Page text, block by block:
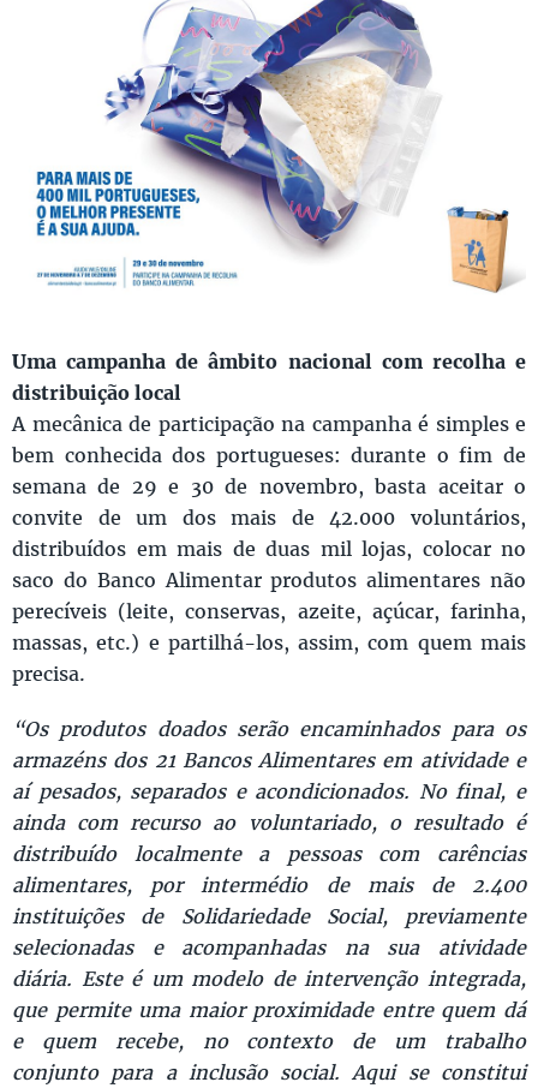
Uma campanha de âmbito nacional com recolha e
distribuição local
A mecânica de participação na campanha é simples e
bem conhecida dos portugueses: durante o fim de
semana de 29 e 30 de novembro, basta aceitar o
convite de um dos mais de 42.000 voluntários,
distribuídos em mais de duas mil lojas, colocar no
saco do Banco Alimentar produtos alimentares não
perecíveis (leite, conservas, azeite, açúcar, farinha,
massas, etc.) e partilhá-los, assim, com quem mais
precisa.
“Os produtos doados serão encaminhados para os
armazéns dos 21 Bancos Alimentares em atividade e
aí pesados, separados e acondicionados. No final, e
ainda com recurso ao voluntariado, o resultado é
distribuído localmente a pessoas com carências
alimentares, por intermédio de mais de 2.400
instituições de Solidariedade Social, previamente
selecionadas e acompanhadas na sua atividade
diária. Este é um modelo de intervenção integrada,
que permite uma maior proximidade entre quem dá
e quem recebe, no contexto de um trabalho
conjunto para a inclusão social. Aqui se constitui